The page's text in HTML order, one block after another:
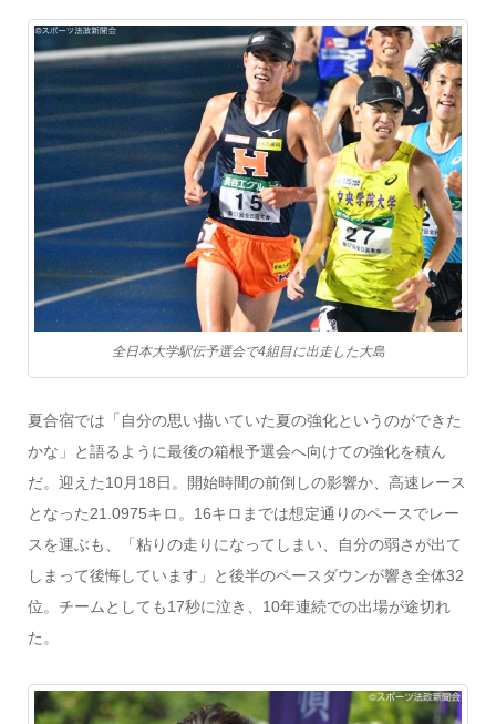
全日本大学駅伝予選会で4組目に出走した大島
夏合宿では「自分の思い描いていた夏の強化というのができた
かな」と語るように最後の箱根予選会へ向けての強化を積ん
だ。迎えた10月18日。開始時間の前倒しの影響か、高速レース
となった21.0975キロ。16キロまでは想定通りのペースでレー
スを運ぶも、「粘りの走りになってしまい、自分の弱さが出て
しまって後悔しています」と後半のペースダウンが響き全体32
位。チームとしても17秒に泣き、10年連続での出場が途切れ
た。